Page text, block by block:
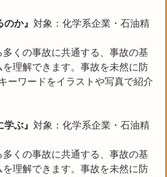
か』 対象：化学系企業・石油精
くの事故に共通する、事故の基
理解できます。事故を未然に防
ーワードをイラストや写真で紹介
ぶ』 対象：化学系企業・石油精
くの事故に共通する、事故の基
理解できます。事故を未然に防